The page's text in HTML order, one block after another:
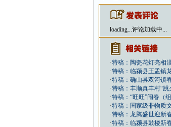
loading...评论加载中...
·特稿：陶瓷花灯亮相
·特稿：临颍县王孟镇
·特稿：确山县双河镇
·特稿：丰顺真丰村“跳
·特稿：“旺旺”闹春（组
·特稿：国家级非物质
·特稿：龙腾盛世迎新
·特稿：临颍县鼓楼新